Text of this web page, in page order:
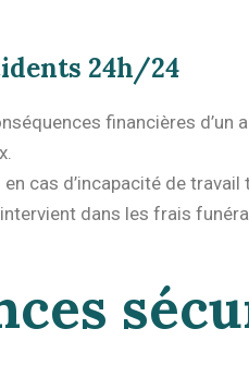
24h/24
financières
cas d’incapacité de
dans les frais